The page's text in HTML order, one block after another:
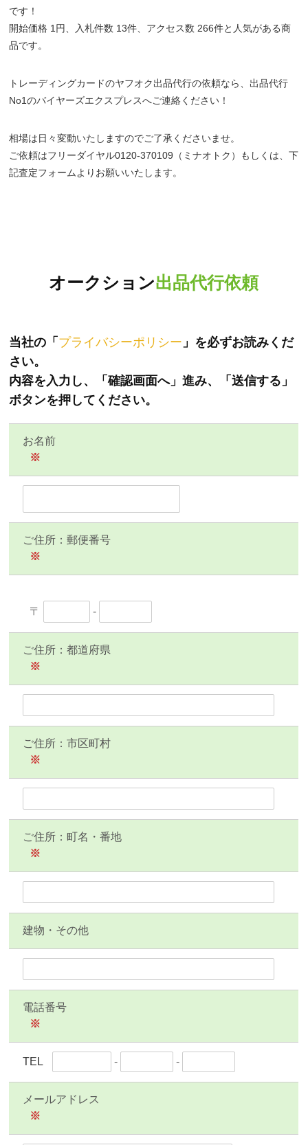
です！
開始価格 1円、入札件数 13件、アクセス数 266件と人気がある商
品です。
トレーディングカードのヤフオク出品代行の依頼なら、出品代行
No1のバイヤーズエクスプレスへご連絡ください！
相場は日々変動いたしますのでご了承くださいませ。
ご依頼はフリーダイヤル0120-370109（ミナオトク）もしくは、下
記査定フォームよりお願いいたします。
オークション出品代行依頼
当社の「 プライバシーポリシー 」を必ずお読みくだ
さい。
内容を入力し、「確認画面へ」進み、「送信する」
ボタンを押してください。
お名前
※
ご住所：郵便番号
※
〒 -
ご住所：都道府県
※
ご住所：市区町村
※
ご住所：町名・番地
※
建物・その他
電話番号
※
TEL - -
メールアドレス
※